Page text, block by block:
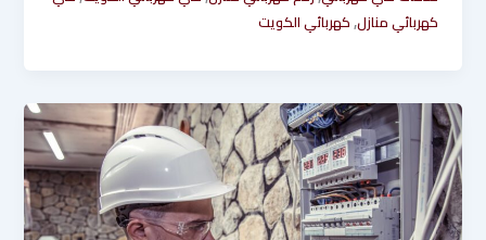
كهربائي منازل,كهربائي الكويت